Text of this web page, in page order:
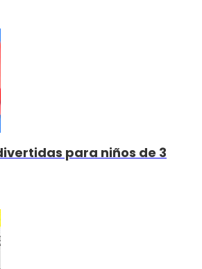
para niños de 3